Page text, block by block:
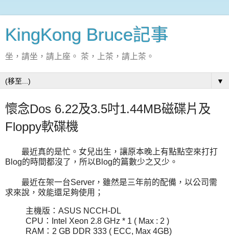
KingKong Bruce記事
坐，請坐，請上座。 茶，上茶，請上茶。
▼
懷念Dos 6.22及3.5吋1.44MB磁碟片及
Floppy軟碟機
最近真的是忙。女兒出生，讓原本晚上有點點空來打打
Blog的時間都沒了，所以Blog的篇數少之又少。
最近在架一台Server，雖然是三年前的配備，以公司需
求來說，效能還足夠使用；
主機版：ASUS NCCH-DL
CPU：Intel Xeon 2.8 GHz * 1 ( Max : 2 )
RAM：2 GB DDR 333 ( ECC, Max 4GB)